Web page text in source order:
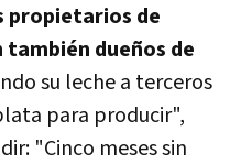
propietarios de
dueños de
su leche a terceros
para producir",
"Cinco meses sin